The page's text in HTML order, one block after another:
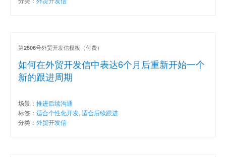
如何在外贸开发信中表达6个月后重新开始一个
新的跟进周期
第2506号外贸开发信模板（付费）
场景： 推进后续沟通
标签： 适合个性化开发, 适合后续跟进
分类： 外贸开发信